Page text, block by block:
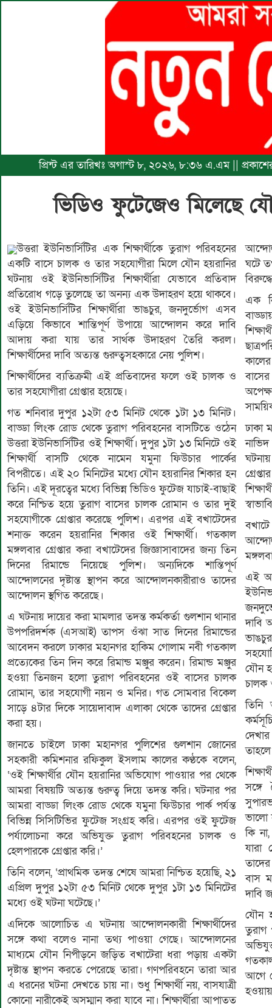
প্রিন্ট এর তারিখঃ অগাস্ট ৮, ২০২৬, ৮:৩৬ এ.এম ||
ভিডিও ফুটেজেও মিলেছে
উত্তরা ইউনিভার্সিটির এক শিক্ষার্থীকে তুরাগ পরিবহনের
একটি বাসে চালক ও তার সহযোগীরা মিলে যৌন হয়রানির
ঘটনায় ওই ইউনিভার্সিটির শিক্ষার্থীরা যেভাবে প্রতিবাদ
প্রতিরোধ গড়ে তুলেছে তা অনন্য এক উদাহরণ হয়ে থাকবে।
ওই ইউনিভার্সিটির শিক্ষার্থীরা ভাঙচুর, জনদুর্ভোগ এসব
এড়িয়ে কিভাবে শান্তিপূর্ণ উপায়ে আন্দোলন করে দাবি
আদায় করা যায় তার সার্থক উদাহরণ তৈরি করল।
শিক্ষার্থীদের দাবি অত্যন্ত গুরুত্বসহকারে নেয় পুলিশ।
শিক্ষার্থীদের ব্যতিক্রমী এই প্রতিবাদের ফলে ওই চালক ও
তার সহযোগীরা গ্রেপ্তার হয়েছে।
গত শনিবার দুপুর ১২টা ৫৩ মিনিট থেকে ১টা ১৩ মিনিট।
বাড্ডা লিংক রোড থেকে তুরাগ পরিবহনের বাসটিতে ওঠেন
উত্তরা ইউনিভার্সিটির ওই শিক্ষার্থী। দুপুর ১টা ১৩ মিনিটে ওই
শিক্ষার্থী বাসটি থেকে নামেন যমুনা ফিউচার পার্কের
বিপরীতে। এই ২০ মিনিটের মধ্যে যৌন হয়রানির শিকার হন
তিনি। এই দূরত্বের মধ্যে বিভিন্ন ভিডিও ফুটেজ যাচাই-বাছাই
করে নিশ্চিত হয়ে তুরাগ বাসের চালক রোমান ও তার দুই
সহযোগীকে গ্রেপ্তার করেছে পুলিশ। এরপর এই বখাটেদের
শনাক্ত করেন হয়রানির শিকার ওই শিক্ষার্থী। গতকাল
মঙ্গলবার গ্রেপ্তার করা বখাটেদের জিজ্ঞাসাবাদের জন্য তিন
দিনের রিমান্ডে নিয়েছে পুলিশ। অন্যদিকে শান্তিপূর্ণ
আন্দোলনের দৃষ্টান্ত স্থাপন করে আন্দোলনকারীরাও তাদের
আন্দোলন স্থগিত করেছে।
এ ঘটনায় দায়ের করা মামলার তদন্ত কর্মকর্তা গুলশান থানার
উপপরিদর্শক (এসআই) তাপস ওঁঝা সাত দিনের রিমান্ডের
আবেদন করলে ঢাকার মহানগর হাকিম গোলাম নবী গতকাল
প্রত্যেকের তিন দিন করে রিমান্ড মঞ্জুর করেন। রিমান্ড মঞ্জুর
হওয়া তিনজন হলো তুরাগ পরিবহনের ওই বাসের চালক
রোমান, তার সহযোগী নয়ন ও মনির। গত সোমবার বিকেল
সাড়ে ৪টার দিকে সায়েদাবাদ এলাকা থেকে তাদের গ্রেপ্তার
করা হয়।
জানতে চাইলে ঢাকা মহানগর পুলিশের গুলশান জোনের
সহকারী কমিশনার রফিকুল ইসলাম কালের কণ্ঠকে বলেন,
‘ওই শিক্ষার্থীর যৌন হয়রানির অভিযোগ পাওয়ার পর থেকে
আমরা বিষয়টি অত্যন্ত গুরুত্ব দিয়ে তদন্ত করি। ঘটনার পর
আমরা বাড্ডা লিংক রোড থেকে যমুনা ফিউচার পার্ক পর্যন্ত
বিভিন্ন সিসিটিভির ফুটেজ সংগ্রহ করি। এরপর ওই ফুটেজ
পর্যালোচনা করে অভিযুক্ত তুরাগ পরিবহনের চালক ও
হেলপারকে গ্রেপ্তার করি।’
তিনি বলেন, ‘প্রাথমিক তদন্ত শেষে আমরা নিশ্চিত হয়েছি, ২১
এপ্রিল দুপুর ১২টা ৫৩ মিনিট থেকে দুপুর ১টা ১৩ মিনিটের
মধ্যে ওই ঘটনা ঘটেছে।’
এদিকে আলোচিত এ ঘটনায় আন্দোলনকারী শিক্ষার্থীদের
সঙ্গে কথা বলেও নানা তথ্য পাওয়া গেছে। আন্দোলনের
মাধ্যমে যৌন নিপীড়নে জড়িত বখাটেরা ধরা পড়ায় একটা
দৃষ্টান্ত স্থাপন করতে পেরেছে তারা। গণপরিবহনে তারা আর
এ ধরনের ঘটনা দেখতে চায় না। শুধু শিক্ষার্থী নয়, বাসযাত্রী
কোনো নারীকেই অসম্মান করা যাবে না। শিক্ষার্থীরা আপাতত
ঘটে
এক
ঢাকা
এই
দাবি
যৌন
চালক
তিনি
ভালো
কি
যারা
বাস
দাবি
যৌন
তুরাগ
আগে